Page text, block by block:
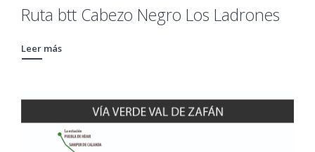
Ruta btt Cabezo Negro Los Ladrones
Leer más